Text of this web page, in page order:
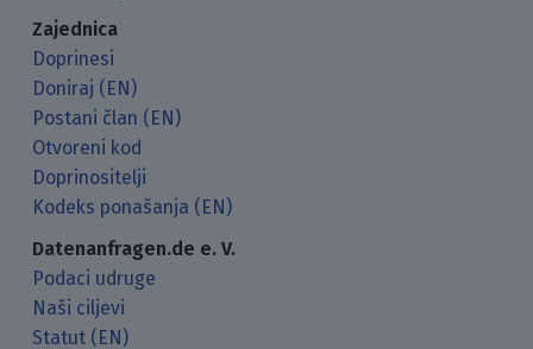
Zajednica
Doprinesi
Doniraj (EN)
Postani član (EN)
Otvoreni kod
Doprinositelji
Kodeks ponašanja (EN)
Datenanfragen.de e. V.
Podaci udruge
Naši ciljevi
Statut (EN)